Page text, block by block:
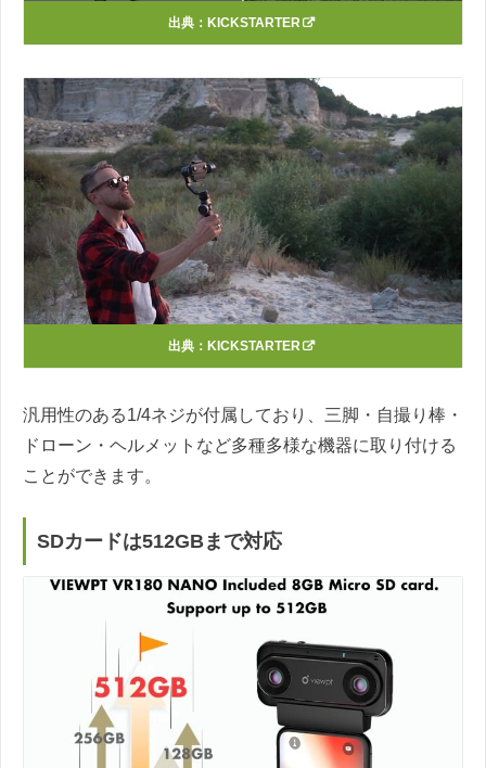
出典： KICKSTARTER
出典： KICKSTARTER
汎用性のある1/4ネジが付属しており、三脚・自撮り棒・
ドローン・ヘルメットなど多種多様な機器に取り付ける
ことができます。
SDカードは512GBまで対応